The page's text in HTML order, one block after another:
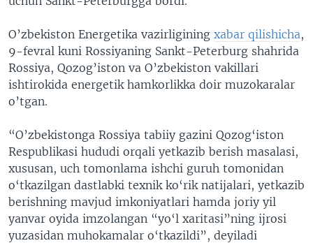
O’zbekiston Energetika vazirligining xabar qilishicha,
9-fevral kuni Rossiyaning Sankt-Peterburg shahrida
Rossiya, Qozog’iston va O’zbekiston vakillari
ishtirokida energetik hamkorlikka doir muzokaralar
o’tgan.
“O’zbekistonga Rossiya tabiiy gazini Qozog‘iston
Respublikasi hududi orqali yetkazib berish masalasi,
xususan, uch tomonlama ishchi guruh tomonidan
o‘tkazilgan dastlabki texnik ko‘rik natijalari, yetkazib
berishning mavjud imkoniyatlari hamda joriy yil
yanvar oyida imzolangan “yo‘l xaritasi”ning ijrosi
yuzasidan muhokamalar o‘tkazildi”, deyiladi